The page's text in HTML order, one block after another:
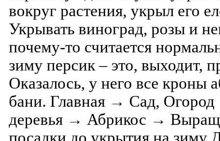
вокруг растения, укрыл его
Укрывать виноград, розы и
почему-то считается
зиму персик – это, выходит,
Оказалось, у него все кроны
бани. Главная → Сад,
деревья → Абрикос →